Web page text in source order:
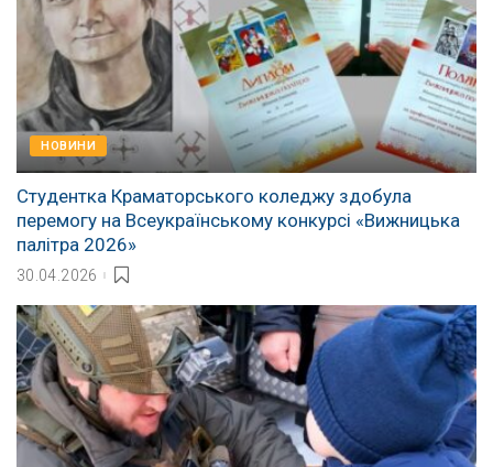
НОВИНИ
Студентка Краматорського коледжу здобула
перемогу на Всеукраїнському конкурсі «Вижницька
палітра 2026»
30.04.2026